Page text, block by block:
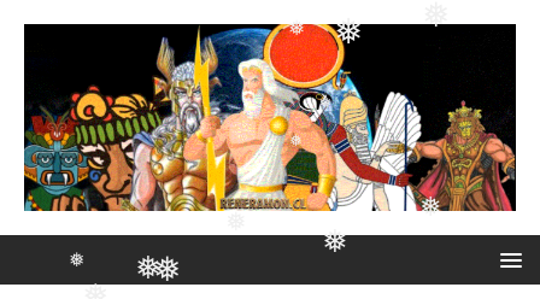
❅
❅
❅
❅ ❅
❅ ❅